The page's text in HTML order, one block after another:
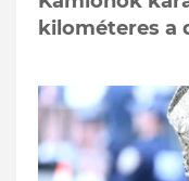
kilométeres a